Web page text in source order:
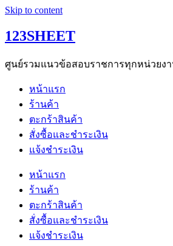
Skip to content
123SHEET
ศูนย์รวมแนวข้อสอบราชการทุกหน่วยง
หน้าแรก
ร้านค้า
ตะกร้าสินค้า
สั่งซื้อและชำระเงิน
แจ้งชำระเงิน
หน้าแรก
ร้านค้า
ตะกร้าสินค้า
สั่งซื้อและชำระเงิน
แจ้งชำระเงิน